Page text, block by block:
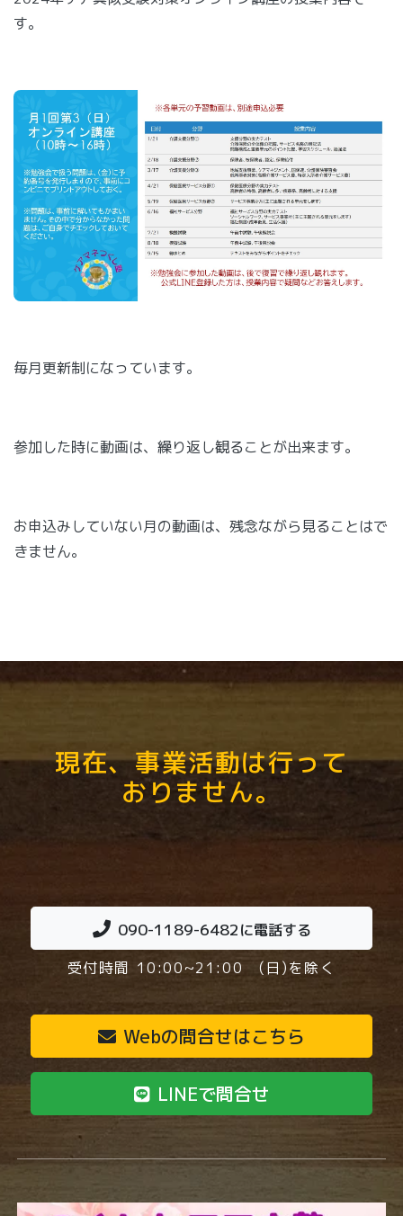
す。
毎月更新制になっています。
参加した時に動画は、繰り返し観ることが出来ます。
お申込みしていない月の動画は、残念ながら見ることはで
きません。
現在、事業活動は行って
おりません。
090-1189-6482に電話する
受付時間 10:00~21:00 (日)を除く
Webの問合せはこちら
LINEで問合せ